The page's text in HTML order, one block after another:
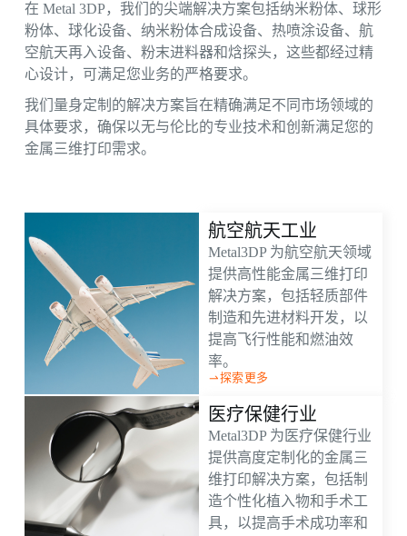
在 Metal 3DP，我们的尖端解决方案包括纳米粉体、球形
粉体、球化设备、纳米粉体合成设备、热喷涂设备、航
空航天再入设备、粉末进料器和焓探头，这些都经过精
心设计，可满足您业务的严格要求。
我们量身定制的解决方案旨在精确满足不同市场领域的
具体要求，确保以无与伦比的专业技术和创新满足您的
金属三维打印需求。
航空航天工业
Metal3DP 为航空航天领域
提供高性能金属三维打印
解决方案，包括轻质部件
制造和先进材料开发，以
提高飞行性能和燃油效
率。
探索更多
医疗保健行业
Metal3DP 为医疗保健行业
提供高度定制化的金属三
维打印解决方案，包括制
造个性化植入物和手术工
具，以提高手术成功率和